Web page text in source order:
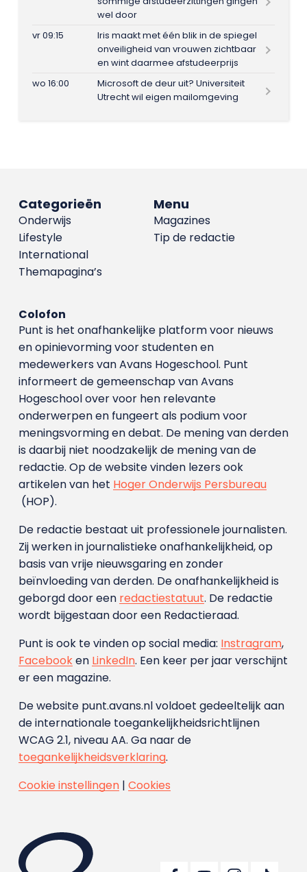
wel door
vr 09:15
Iris maakt met één blik in de spiegel
onveiligheid van vrouwen zichtbaar
en wint daarmee afstudeerprijs
wo 16:00
Microsoft de deur uit? Universiteit
Utrecht wil eigen mailomgeving
Menu
Magazines
Tip de redactie
Categorieën
Onderwijs
Lifestyle
International
Themapagina’s
Colofon
Punt is het onafhankelijke platform voor nieuws
en opinievorming voor studenten en
medewerkers van Avans Hoge­school. Punt
informeert de gemeenschap van Avans
Hogeschool over voor hen relevante
onderwerpen en fungeert als podium voor
meningsvorming en debat. De mening van derden
is daarbij niet noodzakelijk de mening van de
redactie. Op de website vinden lezers ook
artikelen van het Hoger Onderwijs Persbureau
(HOP).
De redactie bestaat uit professionele journalisten.
Zij werken in journalistieke onafhankelijkheid, op
basis van vrije nieuwsgaring en zonder
beïnvloeding van derden. De onafhankelijkheid is
geborgd door een redactiestatuut. De redactie
wordt bijgestaan door een Redactieraad.
Punt is ook te vinden op social media: Instragram,
Facebooken LinkedIn. Een keer per jaar verschijnt
er een magazine.
De website punt.avans.nl voldoet gedeeltelijk aan
de internationale toegankelijkheidsrichtlijnen
WCAG 2.1, niveau AA. Ga naar de
toegankelijkheidsverklaring.
Cookie instellingen| Cookies